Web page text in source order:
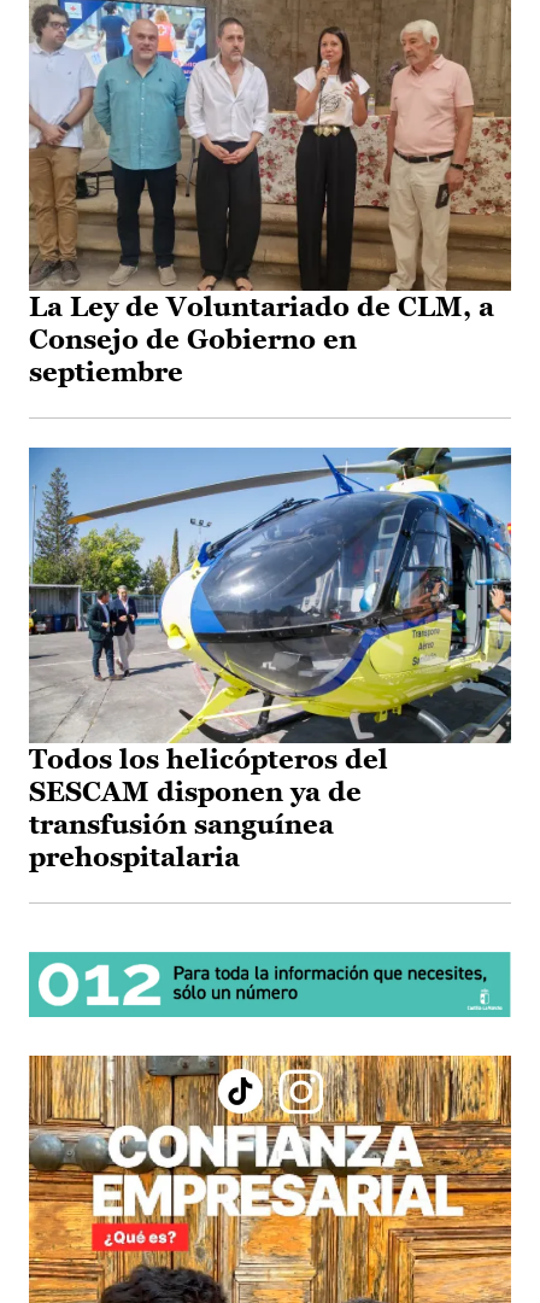
La Ley de Voluntariado de CLM, a
Consejo de Gobierno en
septiembre
Todos los helicópteros del
SESCAM disponen ya de
transfusión sanguínea
prehospitalaria